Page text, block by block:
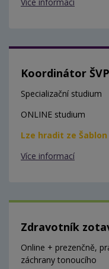
Koordinátor ŠVP
Specializační studium
ONLINE studium
Lze hradit ze Šablon
Více informací
Zdravotník
Online + prezenčně,
záchrany tonoucího